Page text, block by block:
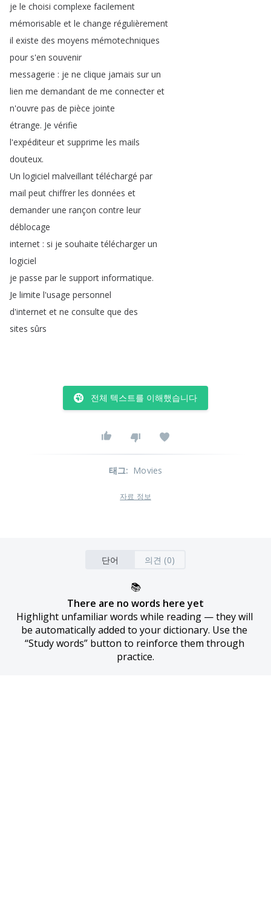
je le choisi complexe facilement
mémorisable et le change régulièrement
il existe des moyens mémotechniques
pour s'en souvenir
messagerie : je ne clique jamais sur un
lien me demandant de me connecter et
n'ouvre pas de pièce jointe
étrange. Je vérifie
l'expéditeur et supprime les mails
douteux.
Un logiciel malveillant téléchargé par
mail peut chiffrer les données et
demander une rançon contre leur
déblocage
internet : si je souhaite télécharger un
logiciel
je passe par le support informatique.
Je limite l'usage personnel
d'internet et ne consulte que des
sites sûrs
전체 텍스트를 이해했습니다
태그: Movies
자료 정보
단어 의견 (0)
📚
There are no words here yet
Highlight unfamiliar words while reading — they will
be automatically added to your dictionary. Use the
“Study words” button to reinforce them through
practice.